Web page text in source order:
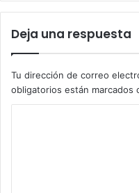
Deja una respuesta
Tu dirección de correo
obligatorios están marcados